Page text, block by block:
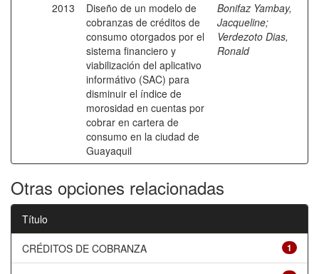
2013
Diseño de un modelo de
cobranzas de créditos de
consumo otorgados por el
sistema financiero y
viabilización del aplicativo
informátivo (SAC) para
disminuir el índice de
morosidad en cuentas por
cobrar en cartera de
consumo en la ciudad de
Guayaquil
Bonifaz Yambay,
Jacqueline;
Verdezoto Dias,
Ronald
Otras opciones relacionadas
Título
1
CRÉDITOS DE COBRANZA